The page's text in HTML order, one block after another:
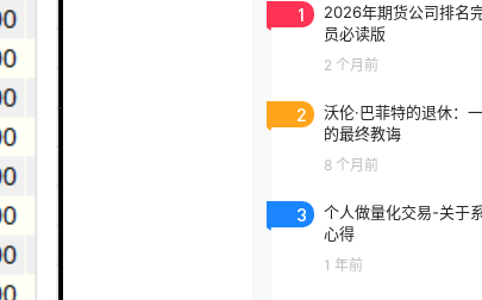
1
2026年期货公司排名
员必读版
2 个月前
2
沃伦·巴菲特的退休：
的最终教诲
8 个月前
3
个人做量化交易-关于
心得
1 年前